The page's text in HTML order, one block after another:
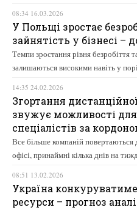
08:34 16.03.2026
У Польщі зростає
зайнятість у бізнесі –
Темпи зростання рівня безробіття
залишаються високими навіть у
14:35 24.02.2026
Згортання
звужує можливості
спеціалістів за
Все більше компаній
офісі, принаймні кілька днів на
08:51 13.02.2026
Україна
ресурси – прогноз